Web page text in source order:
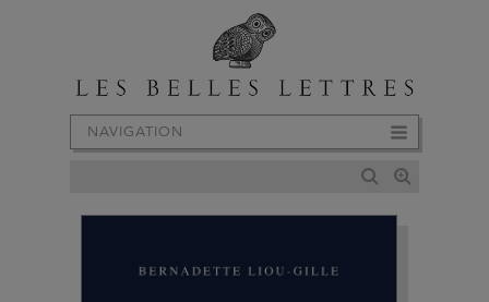
NAVIGATION